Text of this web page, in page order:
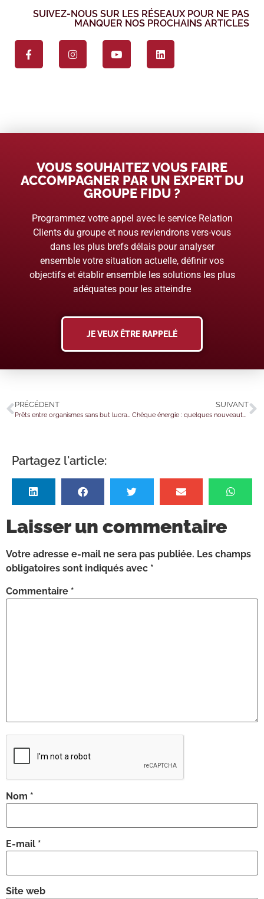
SUIVEZ-NOUS SUR LES RÉSEAUX POUR NE PAS
MANQUER NOS PROCHAINS ARTICLES
VOUS SOUHAITEZ VOUS FAIRE
ACCOMPAGNER PAR UN EXPERT DU
GROUPE FIDU ?
Programmez votre appel avec le service Relation
Clients du groupe et nous reviendrons vers-vous
dans les plus brefs délais pour analyser
ensemble votre situation actuelle, définir vos
objectifs et établir ensemble les solutions les plus
adéquates pour les atteindre
JE VEUX ÊTRE RAPPELÉ
PRÉCÉDENT
Prêts entre organismes sans but lucratif : le dispositif est opérationnel !
SUIVANT
Chèque énergie : quelques nouveautés pour la campagne 2025
Partagez l'article:
Laisser un commentaire
Votre adresse e-mail ne sera pas publiée. Les champs
obligatoires sont indiqués avec *
Commentaire *
Nom *
E-mail *
Site web